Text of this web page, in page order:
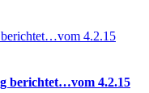
4.2.15
berichtet…vom 4.2.15